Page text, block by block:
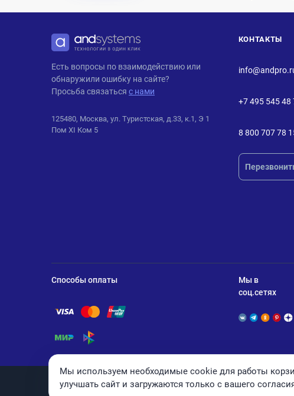
ANDPRO
Есть вопросы по взаимодействию или
обнаружили ошибку на сайте?
Просьба связаться с нами
125480, Москва, ул. Туристская, д.33, к.1, Э 1
Пом XI Ком 5
КОНТАКТЫ
+7 495 545 48
8 800 707 78
Способы оплаты
Помощь по оплате Visa
Помощь по оплате Mastercard
Помощь по оплате UnionPay
Помощь по оплате Мир
Помощь по оплате СБП
Мы в
соц.сетях
Мы используем необходимые cookie для работы
улучшать сайт и загружаются только с вашего